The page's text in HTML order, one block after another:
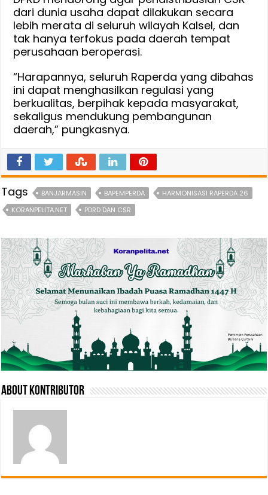
dari dunia usaha dapat dilakukan secara
lebih merata di seluruh wilayah Kalsel, dan
tak hanya terfokus pada daerah tempat
perusahaan beroperasi.
“Harapannya, seluruh Raperda yang dibahas
ini dapat menghasilkan regulasi yang
berkualitas, berpihak kepada masyarakat,
sekaligus mendukung pembangunan
daerah,” pungkasnya.
Tags BANJARMASIN BAPEMPERDA
HARMONISASI RAPERDA 26
KORANPELITA.NET
PDRD DAN CSR
About Kontributor